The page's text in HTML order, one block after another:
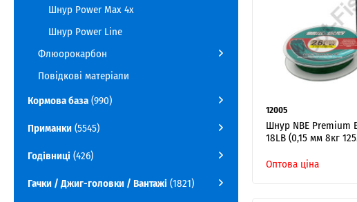
12005
Шнур NBE Premium
18LB (0,15 мм 8кг
Оптова ціна
Шнур Power Max 4x
Шнур Power Line
Флюорокарбон
Повідкові матеріали
Кормова база(990)
Приманки(5545)
Годівниці (426)
Гачки / Джиг-головки / Вантажі (1821)